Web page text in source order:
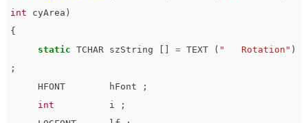
int
cyArea )
{
static TCHAR szString = TEXT ( "   Rotation" )
;
HFONT
hFont
;
int
i
;